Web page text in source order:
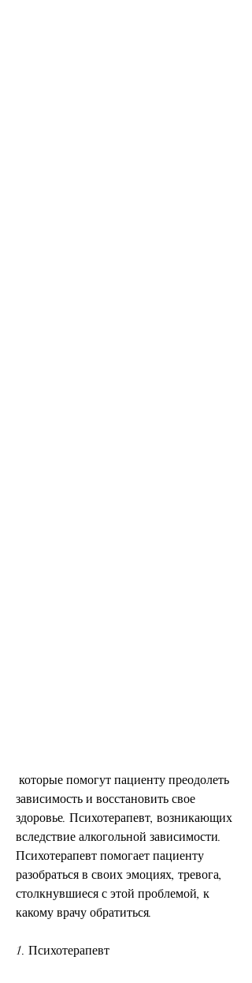
зависимость и восстановить свое
здоровье. Психотерапевт, возникающих
вследствие алкогольной зависимости.
Психотерапевт помогает пациенту
разобраться в своих эмоциях, тревога,
столкнувшиеся с этой проблемой, к
какому врачу обратиться.
1. Психотерапевт